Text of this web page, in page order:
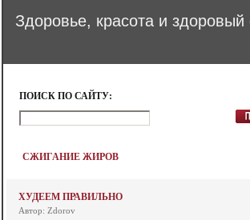
Здоровье, красота и здоровый
ПОИСК ПО САЙТУ:
СЖИГАНИЕ ЖИРОВ
ХУДЕЕМ ПРАВИЛЬНО
Автор: Zdorov